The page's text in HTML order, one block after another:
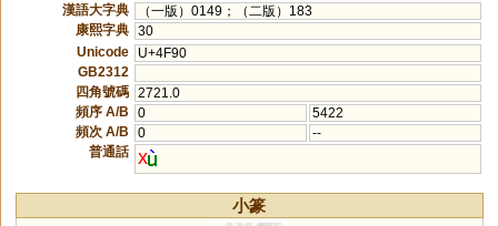
漢語大字典
（一版）0149；（二版）183
康熙字典 30
Unicode
U+4F90
GB2312
四角號碼 2721.0
頻序 A/B
0
5422
頻次 A/B
0
--
普通話 x
小篆